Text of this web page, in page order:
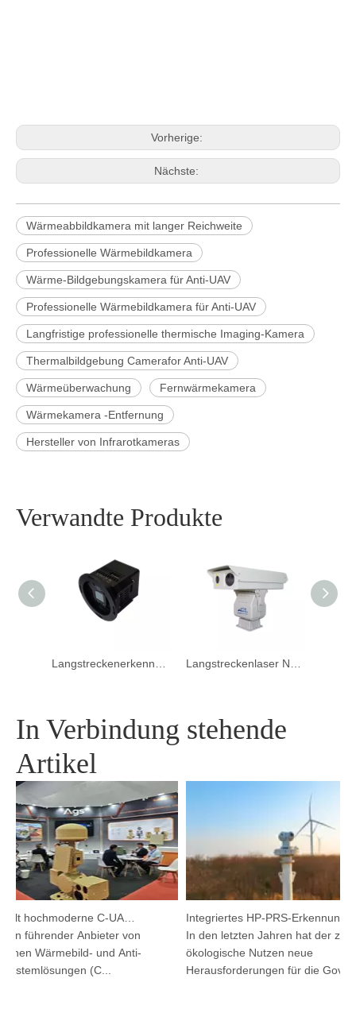
Vorherige:
Nächste:
Wärmeabbildkamera mit langer Reichweite
Professionelle Wärmebildkamera
Wärme-Bildgebungskamera für Anti-UAV
Professionelle Wärmebildkamera für Anti-UAV
Langfristige professionelle thermische Imaging-Kamera
Thermalbildgebung Camerafor Anti-UAV
Wärmeüberwachung Fernwärmekamera
Wärmekamera -Entfernung
Hersteller von Infrarotkameras
Verwandte Produkte
In Verbindung stehende
Artikel
Argutec stellt hochmoderne C-UAS und Wärmetechnik in Kuala Lumpur vor
führender Anbieter von
Wärmebild- und Anti-
(C...
In den letzten Jahren hat der
ökologische Nutzen neue
Herausforderungen für die